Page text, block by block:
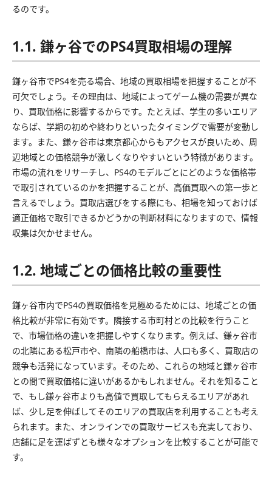
るのです。
1.1. 鎌ヶ谷でのPS4買取相場の理解
鎌ヶ谷市でPS4を売る場合、地域の買取相場を把握することが不
可欠でしょう。その理由は、地域によってゲーム機の需要が異な
り、買取価格に影響するからです。たとえば、学生の多いエリア
ならば、学期の初めや終わりといったタイミングで需要が変動し
ます。また、鎌ヶ谷市は東京都心からもアクセスが良いため、周
辺地域との価格競争が激しくなりやすいという特徴があります。
市場の流れをリサーチし、PS4のモデルごとにどのような価格帯
で取引されているのかを把握することが、高価買取への第一歩と
言えるでしょう。買取店選びをする際にも、相場を知っておけば
適正価格で取引できるかどうかの判断材料になりますので、情報
収集は欠かせません。
1.2. 地域ごとの価格比較の重要性
鎌ヶ谷市内でPS4の買取価格を見極めるためには、地域ごとの価
格比較が非常に有効です。隣接する市町村との比較を行うこと
で、市場価格の違いを把握しやすくなります。例えば、鎌ヶ谷市
の北隣にある松戸市や、南隣の船橋市は、人口も多く、買取店の
競争も活発になっています。そのため、これらの地域と鎌ヶ谷市
との間で買取価格に違いがあるかもしれません。それを知ること
で、もし鎌ヶ谷市よりも高値で買取してもらえるエリアがあれ
ば、少し足を伸ばしてそのエリアの買取店を利用することも考え
られます。また、オンラインでの買取サービスも充実しており、
店舗に足を運ばずとも様々なオプションを比較することが可能で
す。